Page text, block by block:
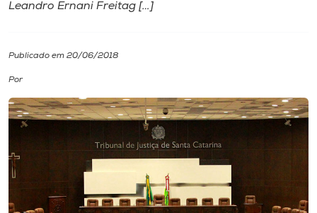
Cultura
CPA
Biblioteca
Rádio
Leandro Ernani Freitag […]
Publicado em 20/06/2018
Por